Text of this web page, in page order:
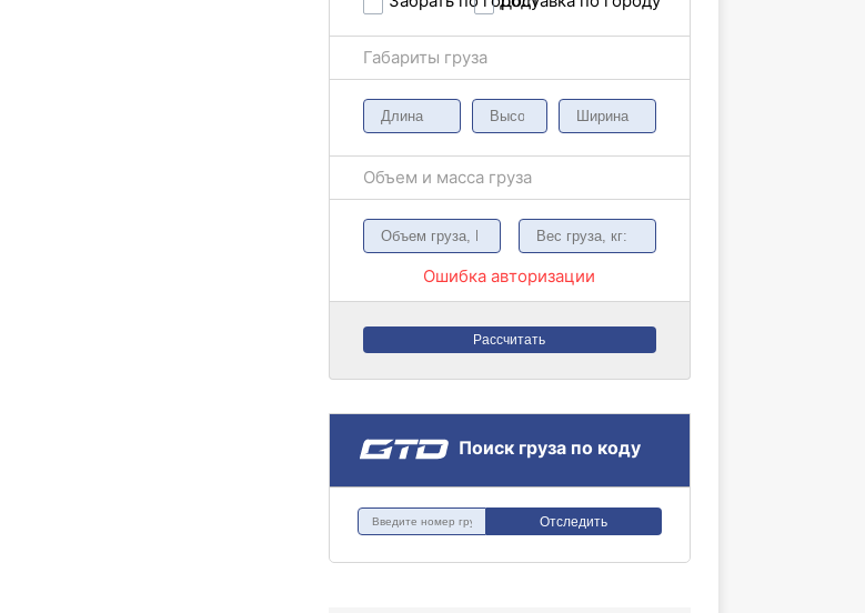
Габариты груза
Объем и масса груза
Ошибка авторизации
Рассчитать
Поиск груза по коду
Отследить